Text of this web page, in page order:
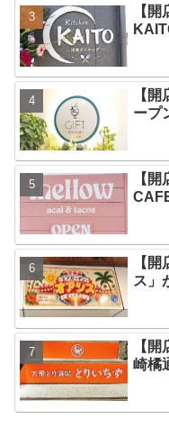
【
【
ープ
【
【
ス」
【
崎橘